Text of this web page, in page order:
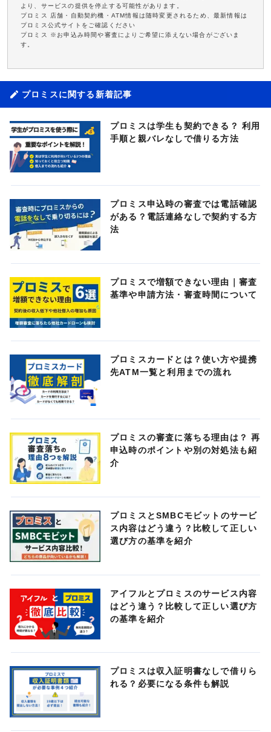
より、サービスの提供を停止する可能性があります。
プロミス 店舗・自動契約機・ATM情報は随時変更されるため、最新情報は
プロミス公式サイトをご確認ください
プロミス ※お申込み時間や審査によりご希望に添えない場合がございま
す。
プロミスに関する新着記事
プロミスは学生も契約できる？ 利用
手順と親バレなしで借りる方法
プロミス申込時の審査では電話確認
がある？電話連絡なしで契約する方
法
プロミスで増額できない理由｜審査
基準や申請方法・審査時間について
プロミスカードとは？使い方や提携
先ATM一覧と利用までの流れ
プロミスの審査に落ちる理由は？ 再
申込時のポイントや別の対処法も紹
介
プロミスとSMBCモビットのサービ
ス内容はどう違う？比較して正しい
選び方の基準を紹介
アイフルとプロミスのサービス内容
はどう違う？比較して正しい選び方
の基準を紹介
プロミスは収入証明書なしで借りら
れる？必要になる条件も解説